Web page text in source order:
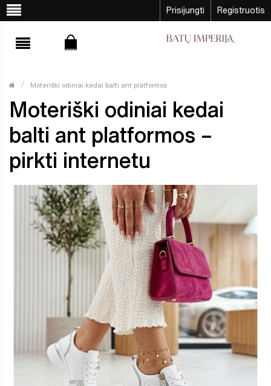
Prisijungti Registruotis
Moteriški odiniai kedai balti ant platformos
Moteriški odiniai kedai
balti ant platformos –
pirkti internetu